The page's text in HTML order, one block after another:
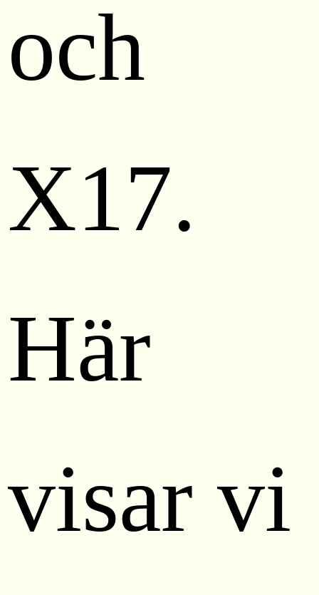
och
X17.
Här
visar vi